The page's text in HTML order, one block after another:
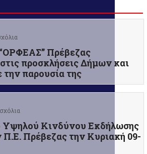
Πρέβεζας
προσκλήσεις Δήμων και
παρουσία της
Υψηλού Κινδύνου Εκδήλωσης
Πρέβεζας την Κυριακή 09-